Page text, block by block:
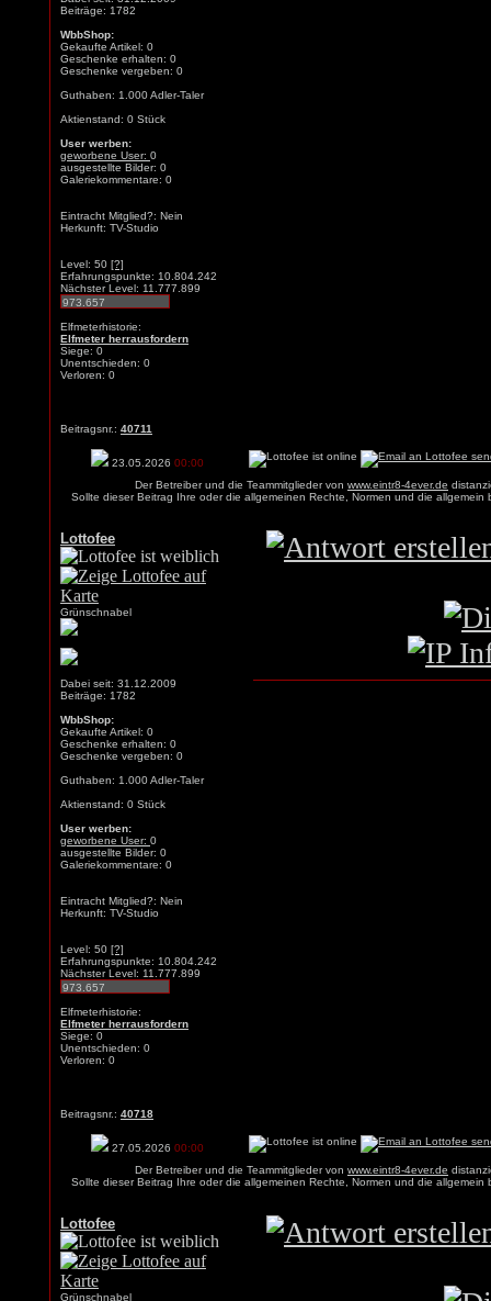
Beiträge: 1782
WbbShop:
Gekaufte Artikel: 0
Geschenke erhalten: 0
Geschenke vergeben: 0
Guthaben: 1.000 Adler-Taler
Aktienstand: 0 Stück
User werben:
geworbene User: 0
ausgestellte Bilder: 0
Galeriekommentare: 0
Eintracht Mitglied?: Nein
Herkunft: TV-Studio
Level: 50 [?]
Erfahrungspunkte: 10.804.242
Nächster Level: 11.777.899
Elfmeterhistorie:
Elfmeter herrausfordern
Siege: 0
Unentschieden: 0
Verloren: 0
Beitragsnr.: 40711
23.05.2026 00:00
Der Betreiber und die Teammitglieder von www.eintr8-4ever.de
Sollte dieser Beitrag Ihre oder die allgemeinen Rechte, Normen und die
Lottofee
Grünschnabel
Dabei seit: 31.12.2009
Beiträge: 1782
WbbShop:
Gekaufte Artikel: 0
Geschenke erhalten: 0
Geschenke vergeben: 0
Guthaben: 1.000 Adler-Taler
Aktienstand: 0 Stück
User werben:
geworbene User: 0
ausgestellte Bilder: 0
Galeriekommentare: 0
Eintracht Mitglied?: Nein
Herkunft: TV-Studio
Level: 50 [?]
Erfahrungspunkte: 10.804.242
Nächster Level: 11.777.899
Elfmeterhistorie:
Elfmeter herrausfordern
Siege: 0
Unentschieden: 0
Verloren: 0
Beitragsnr.: 40718
27.05.2026 00:00
Der Betreiber und die Teammitglieder von www.eintr8-4ever.de
Sollte dieser Beitrag Ihre oder die allgemeinen Rechte, Normen und die
Lottofee
Grünschnabel